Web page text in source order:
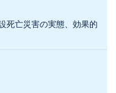
死亡災害の実態、効果的